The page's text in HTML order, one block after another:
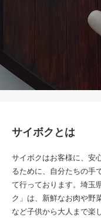
サイボクとは
サイボクはお客様に、安
るために、自分たちの手
て行っております。埼玉
ク」は、新鮮なお肉や野
など子供から大人まで楽